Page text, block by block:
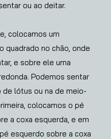
ou ao deitar.
colocamos um
quadrado no chão, onde
e sobre ele uma
Podemos sentar
de lótus ou na de meio-
colocamos o pé
a coxa esquerda, e em
esquerdo sobre a coxa